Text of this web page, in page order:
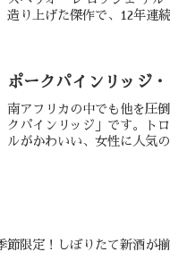
造り上げた傑作で、12年連
ポークパインリッジ
南アフリカの中でも他を圧
クパインリッジ」です。ト
ルがかわいい、女性に人気
節限定！しぼりたて新酒が